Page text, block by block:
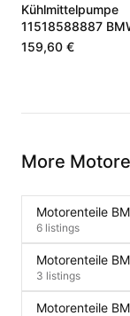
Kühlmittelpumpe
11518588887
X5 X7 3.0 B57
159,60 €
More
Motorenteile
6 listings
Motorenteile
3 listings
Motorenteile